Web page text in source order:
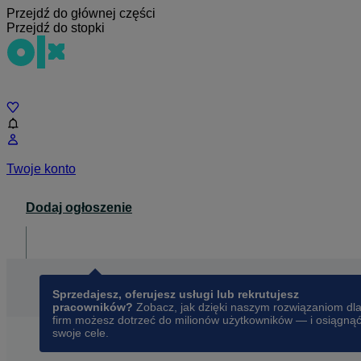
Przejdź do głównej części
Przejdź do stopki
Twoje konto
Dodaj ogłoszenie
Sprzedajesz, oferujesz usługi lub rekrutujesz
pracowników? Zobacz, jak dzięki naszym rozwiązaniom dla
firm możesz dotrzeć do milionów użytkowników — i osiągnąć
swoje cele.